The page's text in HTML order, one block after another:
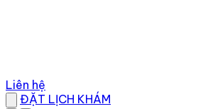
Liên hệ
ĐẶT LỊCH KHÁM